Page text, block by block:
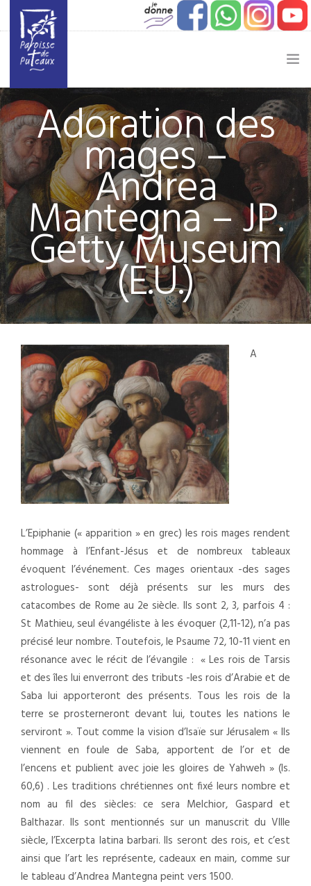
JE SOUHAITE…
ACTUALITÉ
JEUNESSE
ETAPES DE VIE
VIE PAROISSIALE
Adoration des
mages –
Andrea
Mantegna – JP.
Getty Museum
(E.U.)
A
L’Epiphanie (« apparition » en grec) les rois mages rendent
hommage à l’Enfant-Jésus et de nombreux tableaux
évoquent l’événement. Ces mages orientaux -des sages
astrologues- sont déjà présents sur les murs des
catacombes de Rome au 2e siècle. Ils sont 2, 3, parfois 4 :
St Mathieu, seul évangéliste à les évoquer (2,11-12), n’a pas
précisé leur nombre. Toutefois, le Psaume 72, 10-11 vient en
résonance avec le récit de l’évangile : « Les rois de Tarsis
et des îles lui enverront des tributs -les rois d’Arabie et de
Saba lui apporteront des présents. Tous les rois de la
terre se prosterneront devant lui, toutes les nations le
serviront ». Tout comme la vision d’Isaïe sur Jérusalem « Ils
viennent en foule de Saba, apportent de l’or et de
l’encens et publient avec joie les gloires de Yahweh » (Is.
60,6) . Les traditions chrétiennes ont fixé leurs nombre et
nom au fil des siècles: ce sera Melchior, Gaspard et
Balthazar. Ils sont mentionnés sur un manuscrit du VIIIe
siècle, l’Excerpta latina barbari. Ils seront des rois, et c’est
ainsi que l’art les représente, cadeaux en main, comme sur
le tableau d’Andrea Mantegna peint vers 1500.